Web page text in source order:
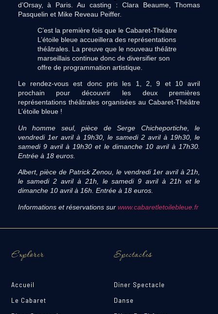
d’Orsay, à Paris. Au casting : Clara Beaume, Thomas
Pasquelin et Mike Reveau Peiffer.
C’est la première fois que le Cabaret-Théâtre
L’étoile bleue accueillera des représentations
théâtrales. La preuve que le nouveau théâtre
marseillais continue donc de diversifier son
offre de programmation artistique.
Le rendez-vous est donc pris les 1, 2, 9 et 10 avril
prochain pour découvrir les deux premières
représentations théâtrales organisées au Cabaret-Théâtre
L’étoile bleue !
Un homme seul, pièce de Serge Chicheportiche, le
vendredi 1er avril à 19h30, le samedi 2 avril à 19h30, le
samedi 9 avril à 19h30 et le dimanche 10 avril à 17h30.
Entrée à 18 euros.
Albert, pièce de Patrick Zenou, le vendredi 1er avril à 21h,
le samedi 2 avril à 21h, le samedi 9 avril à 21h et le
dimanche 10 avril à 16h. Entrée à 18 euros.
Informations et réservations sur www.cabaretletoilebleue.fr
Explorer
Accueil
Le Cabaret
Spectacles
Diner Spectacle
Danse